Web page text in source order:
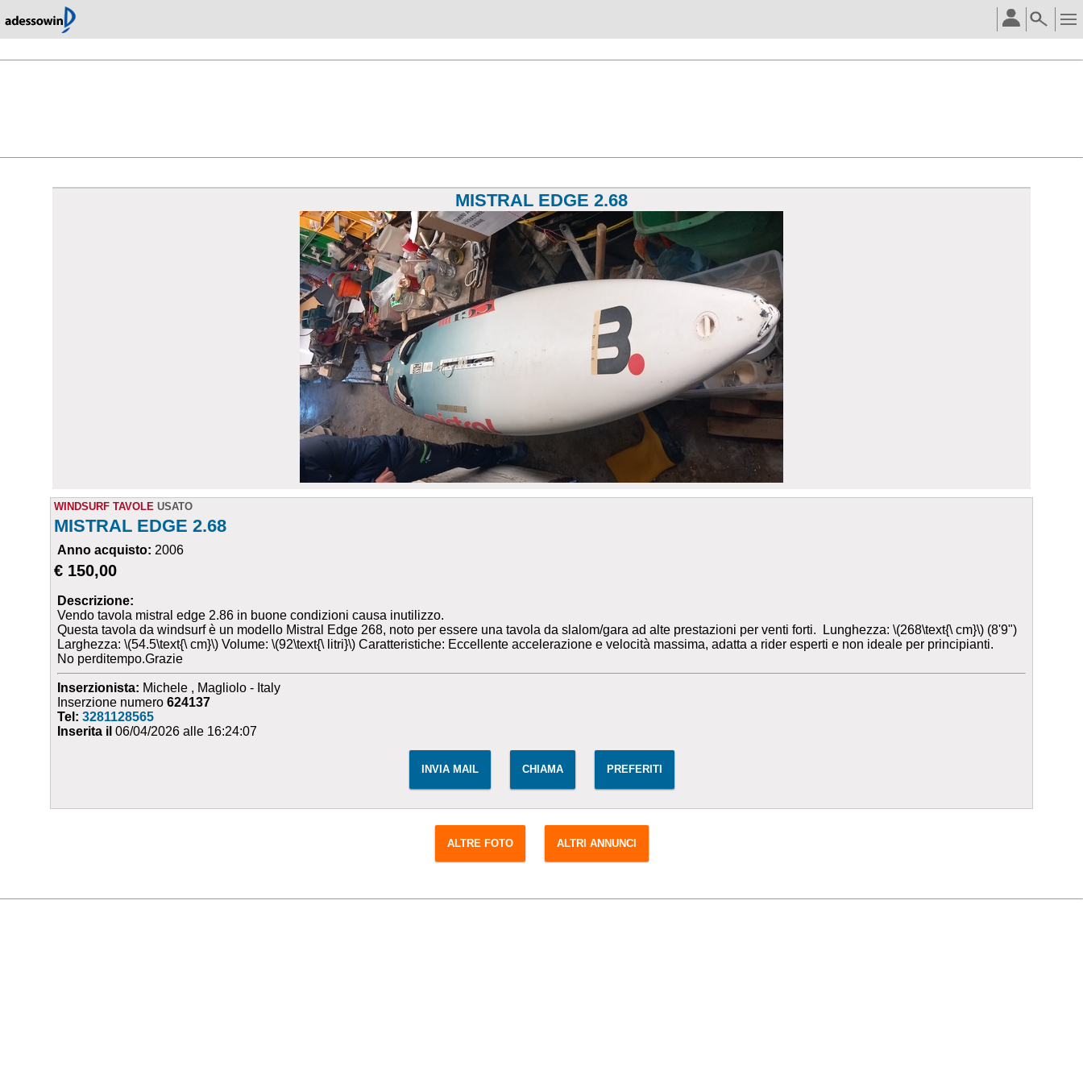
MISTRAL EDGE 2.68
WINDSURF TAVOLE USATO
MISTRAL EDGE 2.68
Anno acquisto: 2006
€ 150,00
Descrizione:
Vendo tavola mistral edge 2.86 in buone condizioni causa inutilizzo.
Questa tavola da windsurf è un modello Mistral Edge 268, noto per essere una tavola da slalom/gara ad alte prestazioni per venti forti. Lunghezza: \(268\text{\ cm}\) (8'9")
Larghezza: \(54.5\text{\ cm}\) Volume: \(92\text{\ litri}\) Caratteristiche: Eccellente accelerazione e velocità massima, adatta a rider esperti e non ideale per principianti.
No perditempo.Grazie
Inserzionista: Michele , Magliolo - Italy
Inserzione numero624137
Tel:3281128565
Inserita il 06/04/2026 alle 16:24:07
INVIA MAIL CHIAMA PREFERITI
ALTRE FOTO ALTRI ANNUNCI